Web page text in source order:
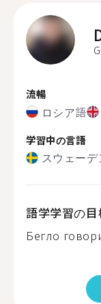
流暢
ロシア語
学習中の言語
スウェー
語学学習の目
Бегло